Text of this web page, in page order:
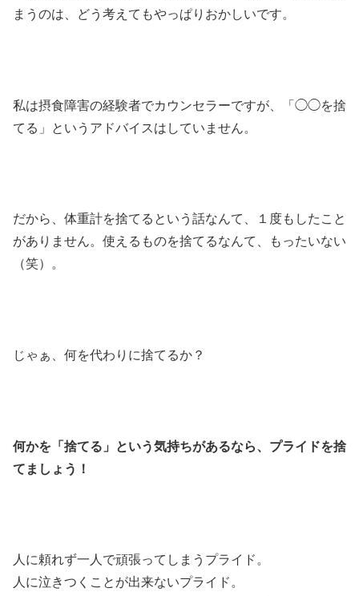
まうのは、どう考えてもやっぱりおかしいです。
私は摂食障害の経験者でカウンセラーですが、「◯◯を捨
てる」というアドバイスはしていません。
だから、体重計を捨てるという話なんて、１度もしたこと
がありません。使えるものを捨てるなんて、もったいない
（笑）。
じゃぁ、何を代わりに捨てるか？
何かを「捨てる」という気持ちがあるなら、プライドを捨
てましょう！
人に頼れず一人で頑張ってしまうプライド。
人に泣きつくことが出来ないプライド。